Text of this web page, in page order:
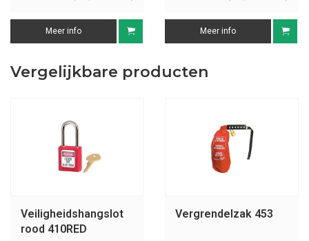
Meer info Meer info
Vergelijkbare producten
Veiligheidshangslot
rood 410RED
Vergrendelzak 453